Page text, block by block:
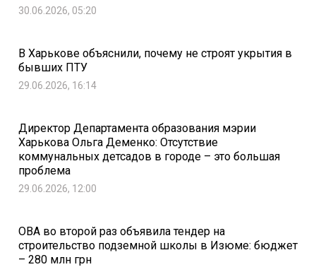
30.06.2026, 05:20
В Харькове объяснили, почему не строят укрытия в
бывших ПТУ
29.06.2026, 16:14
Директор Департамента образования мэрии
Харькова Ольга Деменко: Отсутствие
коммунальных детсадов в городе – это большая
проблема
29.06.2026, 12:00
ОВА во второй раз объявила тендер на
строительство подземной школы в Изюме: бюджет
– 280 млн грн